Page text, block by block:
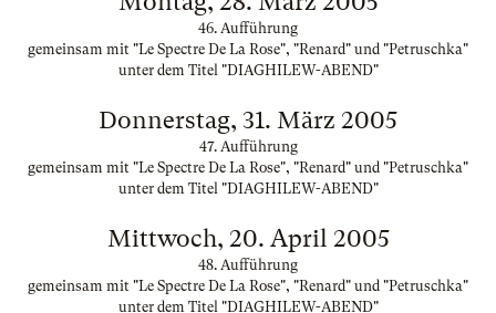
46. Aufführung
gemeinsam mit "Le Spectre De La Rose", "Renard" und "Petruschka"
unter dem Titel "DIAGHILEW-ABEND"
Donnerstag, 31. März 2005
47. Aufführung
gemeinsam mit "Le Spectre De La Rose", "Renard" und "Petruschka"
unter dem Titel "DIAGHILEW-ABEND"
Mittwoch, 20. April 2005
48. Aufführung
gemeinsam mit "Le Spectre De La Rose", "Renard" und "Petruschka"
unter dem Titel "DIAGHILEW-ABEND"